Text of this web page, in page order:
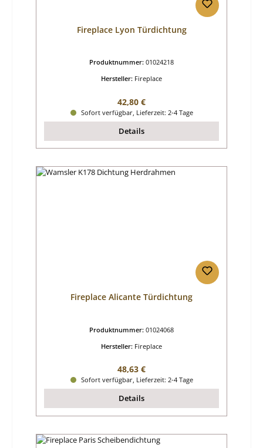
Fireplace Lyon Türdichtung
Produktnummer: 01024218
Hersteller: Fireplace
Regulärer Preis:
42,80 €
Sofort verfügbar, Lieferzeit: 2-4 Tage
Details
Fireplace Alicante Türdichtung
Produktnummer: 01024068
Hersteller: Fireplace
Regulärer Preis:
48,63 €
Sofort verfügbar, Lieferzeit: 2-4 Tage
Details